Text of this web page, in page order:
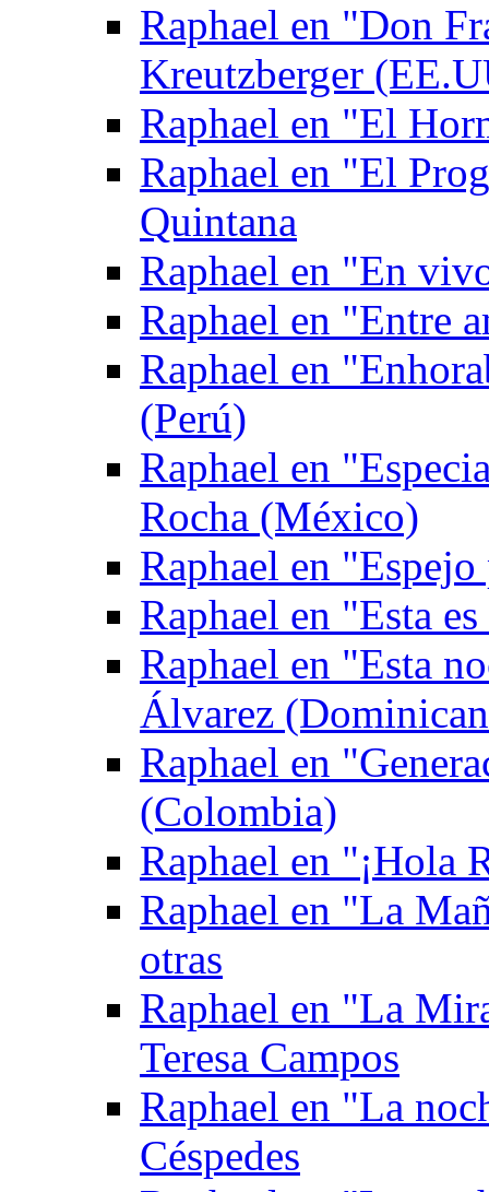
Raphael en "Don
Kreutzberger
Raphael en "El
Raphael en "El
Quintana
Raphael en "En
Raphael en "Entre
Raphael en
(Perú)
Raphael en
Rocha (México)
Raphael en
Raphael en "Esta
Raphael en "Esta
Álvarez
Raphael en
(Colombia)
Raphael en "¡Hola
Raphael en "La
otras
Raphael en "La
Teresa Campos
Raphael en "La
Céspedes